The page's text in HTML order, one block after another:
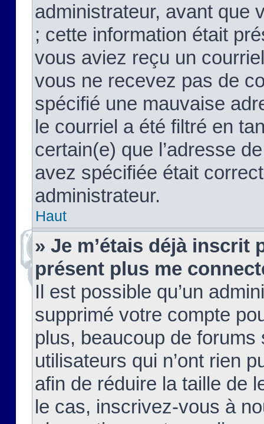
administrateur, avant que
; cette information était
vous aviez reçu un
vous ne recevez pas de
spécifié une mauvaise
le courriel a été filtré en
certain(e) que l’adresse
avez spécifiée était
administrateur.
Haut
» Je m’étais déjà inscrit
présent plus me
Il est possible qu’un
supprimé votre compte
plus, beaucoup de
utilisateurs qui n’ont rien
afin de réduire la taille de
le cas, inscrivez-vous à